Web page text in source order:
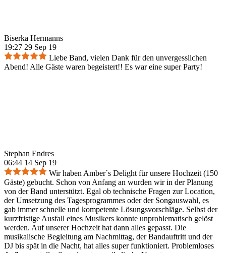
Biserka Hermanns
19:27 29 Sep 19
Liebe Band, vielen Dank für den unvergesslichen
Abend! Alle Gäste waren begeistert!! Es war eine super Party!
Stephan Endres
06:44 14 Sep 19
Wir haben Amber´s Delight für unsere Hochzeit (150
Gäste) gebucht. Schon von Anfang an wurden wir in der Planung
von der Band unterstützt. Egal ob technische Fragen zur Location,
der Umsetzung des Tagesprogrammes oder der Songauswahl, es
gab immer schnelle und kompetente Lösungsvorschläge. Selbst der
kurzfristige Ausfall eines Musikers konnte unproblematisch gelöst
werden. Auf unserer Hochzeit hat dann alles gepasst. Die
musikalische Begleitung am Nachmittag, der Bandauftritt und der
DJ bis spät in die Nacht, hat alles super funktioniert. Problemloses